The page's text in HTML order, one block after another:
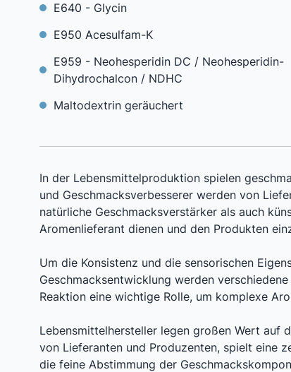
E640 - Glycin
E950 Acesulfam-K
E959 - Neohesperidin DC / Neohesperidin-
Dihydrochalcon / NDHC
Maltodextrin geräuchert
In der Lebensmittelproduktion spielen
und Geschmacksverbesserer werden von
natürliche Geschmacksverstärker als auch
Aromenlieferant dienen und den Produkten
Um die Konsistenz und die sensorischen
Geschmacksentwicklung werden
Reaktion eine wichtige Rolle, um komplexe
Lebensmittelhersteller legen großen Wert auf
von Lieferanten und Produzenten, spielt eine
die feine Abstimmung der